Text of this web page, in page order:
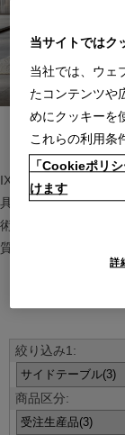
IXC（イクスシー）は
具ブランド。ヨーロ
術を活かした持続可
質な暮らしを届けます
当サイトではク
当社では、ウェ
たコンテンツや
めにクッキーを
これらの利用条
「Cookieポリ
けます
詳